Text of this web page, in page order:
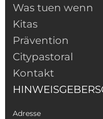
Was tuen wenn
Kitas
Prävention
Citypastoral
Kontakt
Adresse